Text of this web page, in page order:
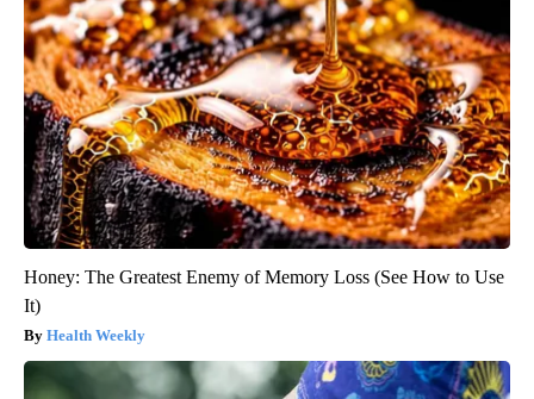
Honey: The Greatest Enemy of Memory Loss (See How to Use
It)
Health Weekly